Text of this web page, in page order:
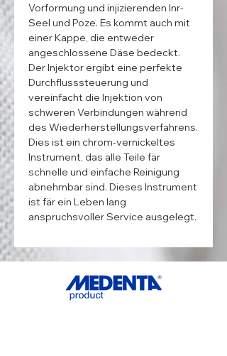
Vorformung und injizierenden Inr-
Seel und Poze. Es kommt auch mit
einer Kappe, die entweder
angeschlossene Däse bedeckt.
Der Injektor ergibt eine perfekte
Durchflusssteuerung und
vereinfacht die Injektion von
schweren Verbindungen während
des Wiederherstellungsverfahrens.
Dies ist ein chrom-vernickeltes
Instrument, das alle Teile fär
schnelle und einfache Reinigung
abnehmbar sind. Dieses Instrument
ist fär ein Leben lang
anspruchsvoller Service ausgelegt.